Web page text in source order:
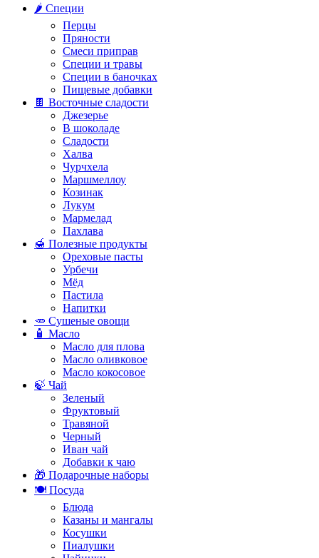
🌶️ Специи
Перцы
Пряности
Смеси приправ
Специи и травы
Специи в баночках
Пищевые добавки
🍫 Восточные сладости
Джезерье
В шоколаде
Сладости
Халва
Чурчхела
Маршмеллоу
Козинак
Лукум
Мармелад
Пахлава
🍯 Полезные продукты
Ореховые пасты
Урбечи
Мёд
Пастила
Напитки
🥕 Сушеные овощи
🧴 Масло
Масло для плова
Масло оливковое
Масло кокосовое
🍃 Чай
Зеленый
Фруктовый
Травяной
Черный
Иван чай
Добавки к чаю
🎁 Подарочные наборы
🍽️ Посуда
Блюда
Казаны и мангалы
Косушки
Пиалушки